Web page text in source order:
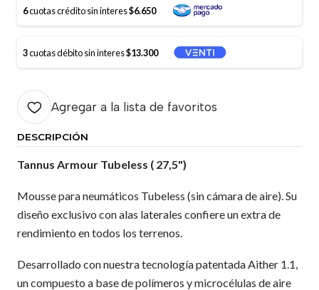
6cuotas crédito sin interes$6.650
3cuotas débito sin interes$13.300
Agregar a la lista de favoritos
DESCRIPCIÓN
Tannus Armour Tubeless ( 27,5")
Mousse para neumáticos Tubeless (sin cámara de aire). Su
diseño exclusivo con alas laterales confiere un extra de
rendimiento en todos los terrenos.
Desarrollado con nuestra tecnología patentada Aither 1.1,
un compuesto a base de polímeros y microcélulas de aire